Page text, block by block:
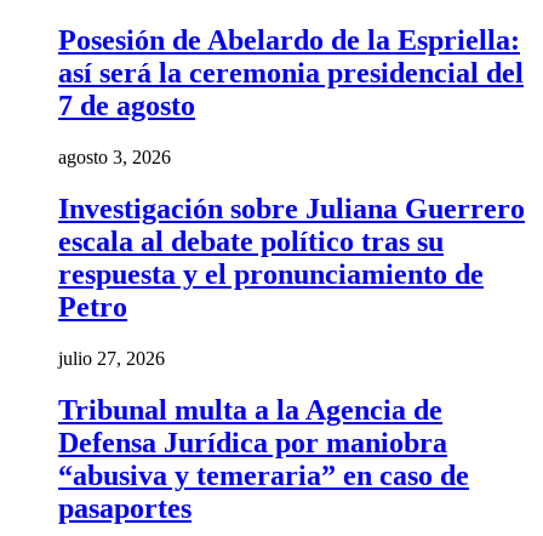
Posesión de Abelardo de la Espriella:
así será la ceremonia presidencial del
7 de agosto
agosto 3, 2026
Investigación sobre Juliana Guerrero
escala al debate político tras su
respuesta y el pronunciamiento de
Petro
julio 27, 2026
Tribunal multa a la Agencia de
Defensa Jurídica por maniobra
“abusiva y temeraria” en caso de
pasaportes